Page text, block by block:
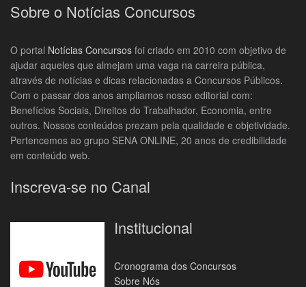
Sobre o Notícias Concursos
O portal Notícias Concursos foi criado em 2010 com objetivo de
ajudar aqueles que almejam uma vaga na carreira pública,
através de notícias e dicas relacionadas a Concursos Públicos.
Com o passar dos anos ampliamos nosso editorial com:
Benefícios Sociais, Direitos do Trabalhador, Economia, entre
outros. Nossos conteúdos prezam pela qualidade e objetividade.
Pertencemos ao grupo SENA ONLINE, 20 anos de credibilidade
em conteúdo web.
Inscreva-se no Canal
Institucional
Cronograma dos Concursos
Sobre Nós